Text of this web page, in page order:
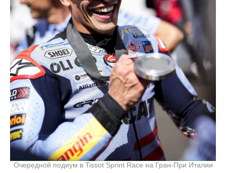
Очередной подиум в Tissot Sprint Race на Гран-При Италии